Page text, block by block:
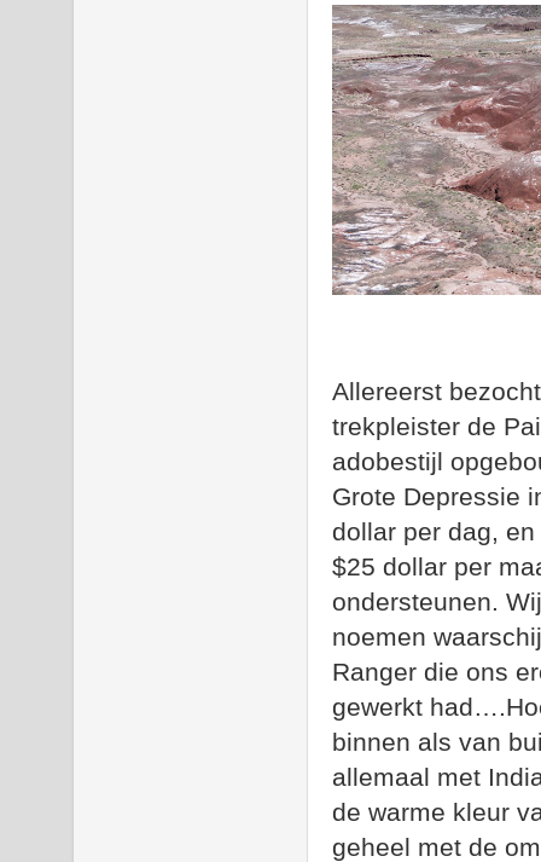
Allereerst
trekpleister de
adobestijl
Grote Depressie
dollar per dag,
$25 dollar per
ondersteunen.
noemen
Ranger die ons
gewerkt
binnen als van
allemaal met
de warme kleur
geheel met de